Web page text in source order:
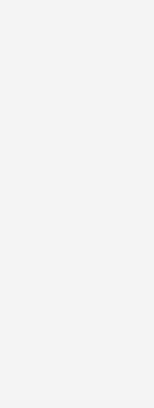
Nah- und
von Nah- oder